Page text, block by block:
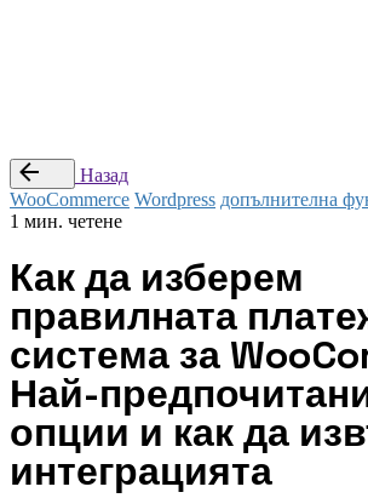
Назад
WooCommerce Wordpress допълнителна
1 мин. четене
Как да изберем
правилната
система за
Най-
опции и как да
интеграцията